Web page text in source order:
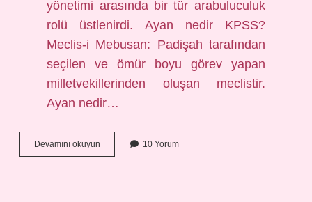
yönetimi arasında bir tür arabuluculuk
rolü üstlenirdi. Ayan nedir KPSS?
Meclis-i Mebusan: Padişah tarafından
seçilen ve ömür boyu görev yapan
milletvekillerinden oluşan meclistir.
Ayan nedir…
Devamını okuyun
Nedir
10 Yorum